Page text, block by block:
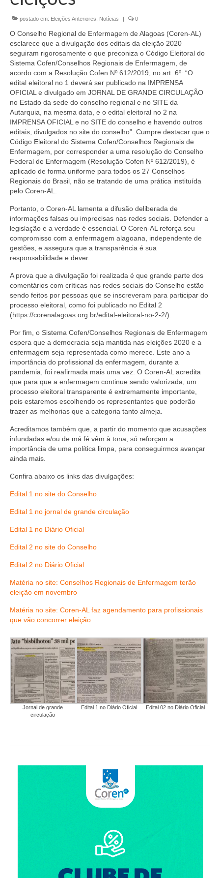
Conselheiros e Diretoria
Câmaras Técnicas
Carta de Serviços ao Cidadão
Governança
Transparência e Prestação de Contas
Eleições
Eleições Triênio 2027-2029
Eleições 2023
Eleições Anteriores
Editais e licitação
Eleições
Fiscalização
Responsabilidade Técnica
Legislações
Portarias
Resoluções
Desagravo Público
Processos Éticos
Suspensão do Exercício Profissional
Reserva de auditório
Notícias
Ouvidoria
Fale Conosco
NEP
postado em: Eleições Anteriores Notícias | 0
O Conselho Regional de Enfermagem de Alagoas (Coren-AL)
esclarece que a divulgação dos editais da eleição 2020
seguiram rigorosamente o que preconiza o Código Eleitoral do
Sistema Cofen/Conselhos Regionais de Enfermagem, de
acordo com a Resolução Cofen Nº 612/2019, no art. 6º: “O
edital eleitoral no 1 deverá ser publicado na IMPRENSA
OFICIAL e divulgado em JORNAL DE GRANDE CIRCULAÇÃO
no Estado da sede do conselho regional e no SITE da
Autarquia, na mesma data, e o edital eleitoral no 2 na
IMPRENSA OFICIAL e no SITE do conselho e havendo outros
editais, divulgados no site do conselho”. Cumpre destacar que o
Código Eleitoral do Sistema Cofen/Conselhos Regionais de
Enfermagem, por corresponder a uma resolução do Conselho
Federal de Enfermagem (Resolução Cofen Nº 612/2019), é
aplicado de forma uniforme para todos os 27 Conselhos
Regionais do Brasil, não se tratando de uma prática instituída
pelo Coren-AL.
Portanto, o Coren-AL lamenta a difusão deliberada de
informações falsas ou imprecisas nas redes sociais. Defender a
legislação e a verdade é essencial. O Coren-AL reforça seu
compromisso com a enfermagem alagoana, independente de
gestões, e assegura que a transparência é sua
responsabilidade e dever.
A prova que a divulgação foi realizada é que grande parte dos
comentários com críticas nas redes sociais do Conselho estão
sendo feitos por pessoas que se inscreveram para participar do
processo eleitoral, como foi publicado no Edital 2
(https://corenalagoas.org.br/edital-eleitoral-no-2-2/).
Por fim, o Sistema Cofen/Conselhos Regionais de Enfermagem
espera que a democracia seja mantida nas eleições 2020 e a
enfermagem seja representada como merece. Este ano a
importância do profissional da enfermagem, durante a
pandemia, foi reafirmada mais uma vez. O Coren-AL acredita
que para que a enfermagem continue sendo valorizada, um
processo eleitoral transparente é extremamente importante,
pois estaremos escolhendo os representantes que poderão
trazer as melhorias que a categoria tanto almeja.
Acreditamos também que, a partir do momento que acusações
infundadas e/ou de má fé vêm à tona, só reforçam a
importância de uma política limpa, para conseguirmos avançar
ainda mais.
Confira abaixo os links das divulgações:
Edital 1 no site do Conselho
Edital 1 no jornal de grande circulação
Edital 1 no Diário Oficial
Edital 2 no site do Conselho
Edital 2 no Diário Oficial
Matéria no site: Conselhos Regionais de Enfermagem terão
eleição em novembro
Matéria no site: Coren-AL faz agendamento para profissionais
que vão concorrer eleição
Jornal de grande
circulação
Edital 1 no Diário Oficial Edital 02 no Diário Oficial